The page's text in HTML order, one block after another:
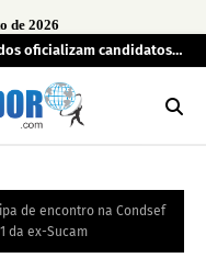
de 2026
oficializam candidatos a
formar chapas
de encontro na Condsef
da ex-Sucam